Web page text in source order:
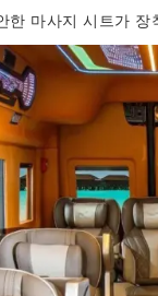
한 마사지 시트가